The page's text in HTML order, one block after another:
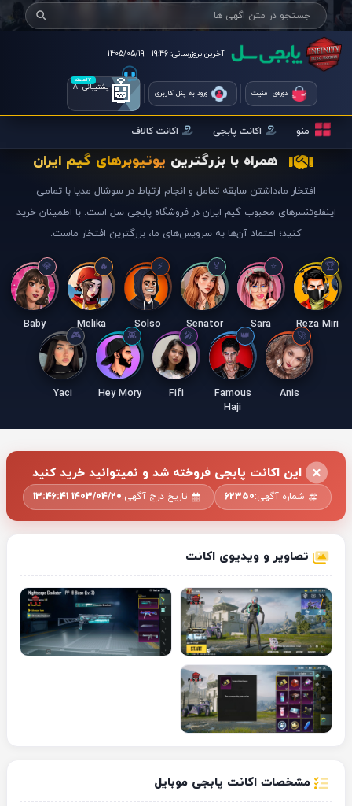
آخرین بروزرسانی: 19:46 | 1405/05/19
دوره‌ی امنیت ورود به پنل کاربری
۲۴ساعته 🤖 پشتیبانی AI
منو اکانت پابجی اکانت کالاف
همراه با بزرگترین یوتیوبرهای گیم ایران
افتخار ما،داشتن سابقه تعامل و انجام ارتباط در سوشال مدیا با تمامی
اینفلوئنسرهای محبوب گیم ایران در فروشگاه پابجی سل است. با اطمینان خرید
کنید؛ اعتماد آن‌ها به سرویس‌های ما، بزرگترین افتخار ماست.
Reza Miri
Sara
Senator
Solso
Melika
Baby
Anis
Famous
Haji
Fifi
Hey Mory
Yaci
این اکانت پابجی فروخته شد و نمیتوانید خرید کنید
شماره آگهی:62350 تاریخ درج آگهی:1403/04/20 13:46:41
تصاویر و ویدیوی اکانت
مشخصات اکانت پابجی موبایل